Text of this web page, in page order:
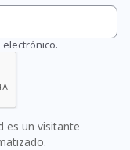
es un visitante